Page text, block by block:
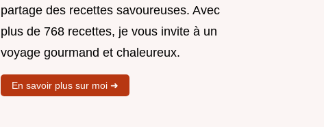
partage des recettes savoureuses. Avec
plus de 768 recettes, je vous invite à un
voyage gourmand et chaleureux.
En savoir plus sur moi ➜